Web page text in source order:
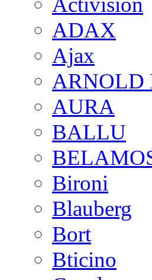
ADAX
Ajax
ARNOLD
AURA
BALLU
Bironi
Blauberg
Bort
Bticino